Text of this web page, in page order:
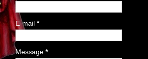
E-mail *
Message *